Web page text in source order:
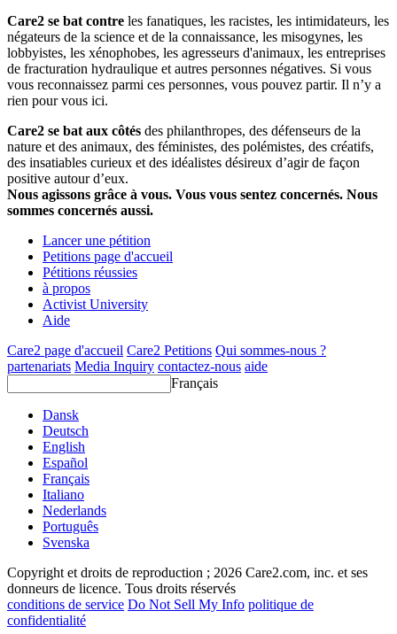
Care2 se bat contre les fanatiques, les racistes, les intimidateurs, les
négateurs de la science et de la connaissance, les misogynes, les
lobbyistes, les xénophobes, les agresseurs d'animaux, les entreprises
de fracturation hydraulique et autres personnes négatives. Si vous
vous reconnaissez parmi ces personnes, vous pouvez partir. Il n’y a
rien pour vous ici.
Care2 se bat aux côtés des philanthropes, des défenseurs de la
nature et des animaux, des féministes, des polémistes, des créatifs,
des insatiables curieux et des idéalistes désireux d’agir de façon
positive autour d’eux.
Nous agissons grâce à vous. Vous vous sentez concernés. Nous
sommes concernés aussi.
Lancer une pétition
Petitions page d'accueil
Pétitions réussies
à propos
Activist University
Aide
Care2 page d'accueil Care2 Petitions Qui sommes-nous ?
partenariats Media Inquiry contactez-nous aide
Français
Dansk
Deutsch
English
Español
Français
Italiano
Nederlands
Português
Svenska
Copyright et droits de reproduction ; 2026 Care2.com, inc. et ses
donneurs de licence. Tous droits réservés
conditions de service Do Not Sell My Info politique de
confidentialité